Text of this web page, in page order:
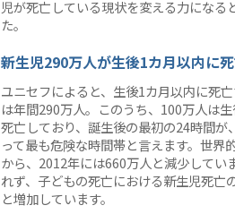
児が死亡している現状を変える力になる
た。
新生児290万人が生後1カ月以内に
ユニセフによると、生後1カ月以内に死
は年間290万人。このうち、100万人は
死亡しており、誕生後の最初の24時間が
って最も危険な時間帯と言えます。世
から、2012年には660万人と減少してい
れず、子どもの死亡における新生児死
と増加しています。